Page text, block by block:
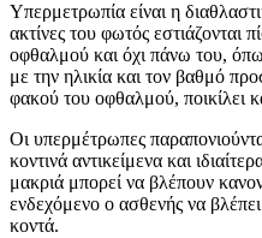
Υπερμετρωπία είναι η
ακτίνες του φωτός εστιάζονται
οφθαλμού και όχι πάνω του,
με την ηλικία και τον βαθμό
φακού του οφθαλμού, ποικίλει
Οι υπερμέτρωπες
κοντινά αντικείμενα και
μακριά μπορεί να βλέπουν
ενδεχόμενο ο ασθενής να
κοντά.